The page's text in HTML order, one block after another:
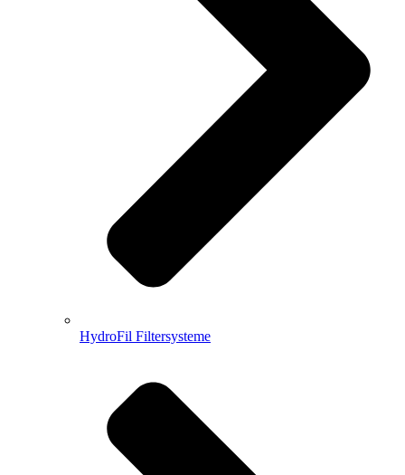
HydroFil Filtersysteme